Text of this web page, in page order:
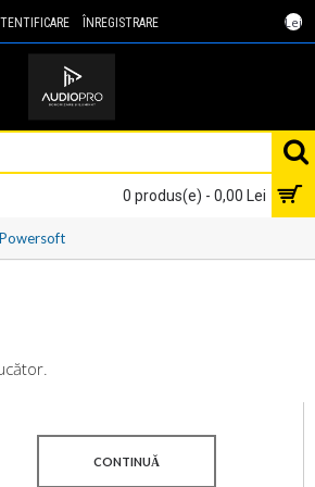
Lei
ÎNREGISTRARE
0 produs(e) - 0,00 Lei
Powersoft
CONTINUĂ